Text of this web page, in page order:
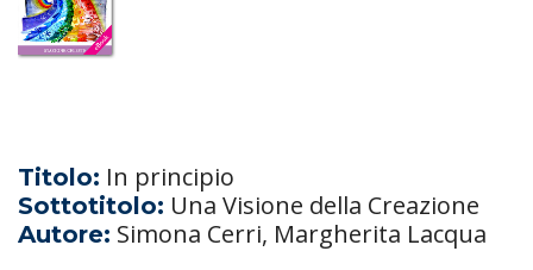
Titolo: In principio
Sottotitolo: Una Visione della Creazione
Autore: Simona Cerri, Margherita Lacqua